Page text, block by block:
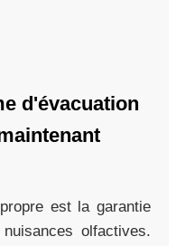
d'évacuation
est la garantie
olfactives.